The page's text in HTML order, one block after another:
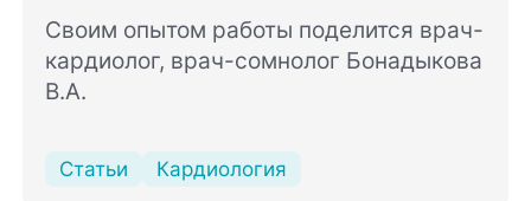
Своим опытом работы поделится врач-
кардиолог, врач-сомнолог Бонадыкова
В.А.
Статьи Кардиология